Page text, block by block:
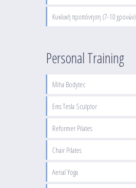
Κυκλική προπόνηση (7-10 χρονών)
Personal Training
Miha Bodytec
Ems Tesla Sculptor
Reformer Pilates
Chair Pilates
Aerial Yoga